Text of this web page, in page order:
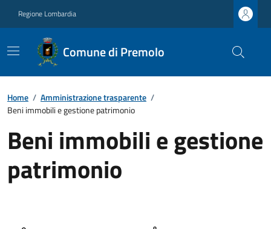
Regione Lombardia
Comune di Premolo
Home / Amministrazione trasparente /
Beni immobili e gestione patrimonio
Beni immobili e gestione
patrimonio